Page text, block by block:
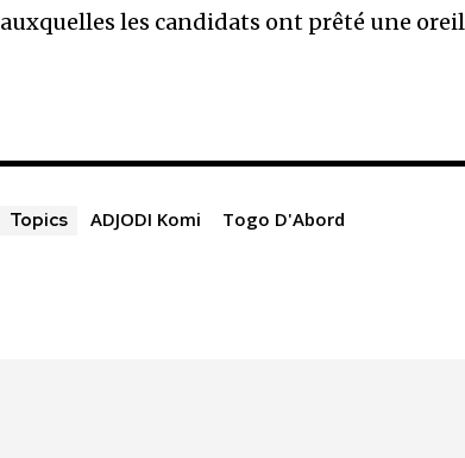
auxquelles les candidats ont prêté une
Topics ADJODI Komi Togo D'Abord